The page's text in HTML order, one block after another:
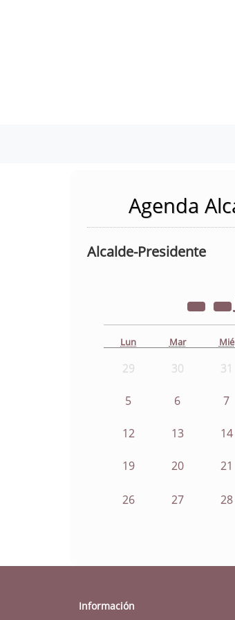
Agenda
Alcalde-Presidente
Lun Mar Mié
29 30 31
5 6 7
12 13 14
19 20 21
26 27 28
Información